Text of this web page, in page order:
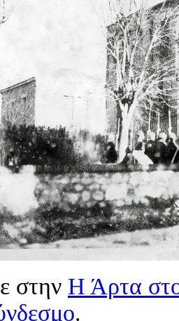
στην Η Άρτα
.